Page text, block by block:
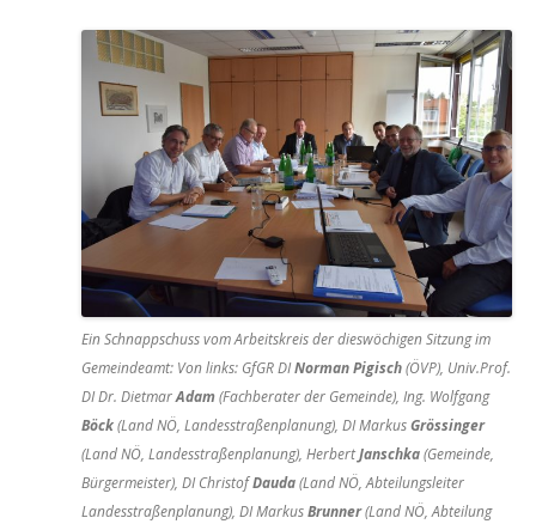
Ein Schnappschuss vom Arbeitskreis der dieswöchigen Sitzung im
Gemeindeamt: Von links: GfGR DINorman Pigisch(ÖVP), Univ.Prof.
DI Dr. DietmarAdam(Fachberater der Gemeinde), Ing. Wolfgang
Böck(Land NÖ, Landesstraßenplanung), DI MarkusGrössinger
(Land NÖ, Landesstraßenplanung), HerbertJanschka(Gemeinde,
Bürgermeister), DI ChristofDauda(Land NÖ, Abteilungsleiter
Landesstraßenplanung), DI MarkusBrunner(Land NÖ, Abteilung